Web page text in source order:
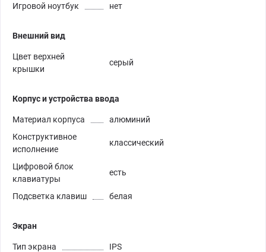
Игровой ноутбук
нет
Внешний вид
Цвет верхней
крышки
серый
Корпус и устройства ввода
Материал корпуса
алюминий
Конструктивное
исполнение
классический
Цифровой блок
клавиатуры
есть
Подсветка клавиш белая
Экран
Тип экрана
IPS